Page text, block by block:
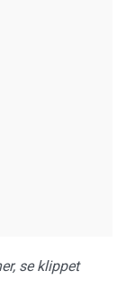
se klippet